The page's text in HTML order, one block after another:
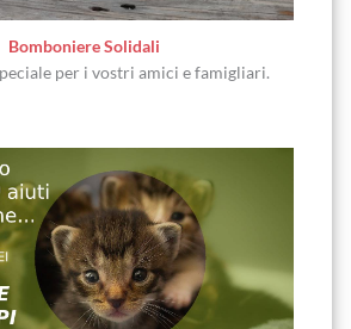
Bomboniere Solidali
per i vostri amici e famigliari.